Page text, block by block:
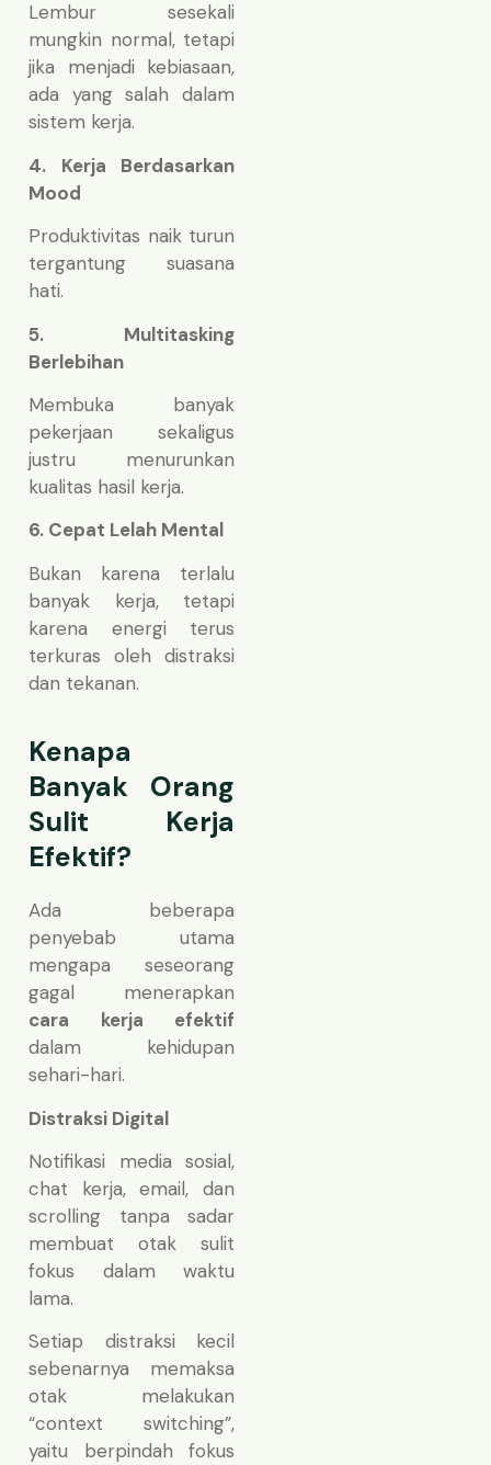
Lembur sesekali
mungkin normal, tetapi
jika menjadi kebiasaan,
ada yang salah dalam
sistem kerja.
4. Kerja Berdasarkan
Mood
Produktivitas naik turun
tergantung suasana
hati.
5. Multitasking
Berlebihan
Membuka banyak
pekerjaan sekaligus
justru menurunkan
kualitas hasil kerja.
6. Cepat Lelah Mental
Bukan karena terlalu
banyak kerja, tetapi
karena energi terus
terkuras oleh distraksi
dan tekanan.
Kenapa
Banyak Orang
Sulit Kerja
Efektif?
Ada beberapa
penyebab utama
mengapa seseorang
gagal menerapkan
cara kerja efektif
dalam kehidupan
sehari-hari.
Distraksi Digital
Notifikasi media sosial,
chat kerja, email, dan
scrolling tanpa sadar
membuat otak sulit
fokus dalam waktu
lama.
Setiap distraksi kecil
sebenarnya memaksa
otak melakukan
“context switching”,
yaitu berpindah fokus